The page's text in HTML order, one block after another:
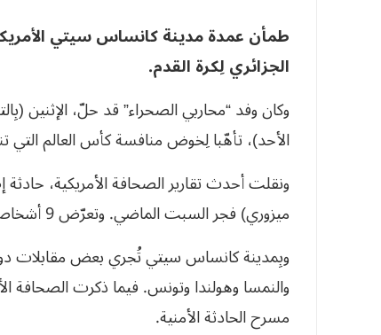
طمأن عمدة مدينة كانساس سيتي
الجزائري لِكرة القدم.
وكان وفد “محاربي الصحراء” قد حلّ، الإثنين
الأحد)، تأهّبا لِخوض منافسة كأس العالم
ونقلت أحدث تقارير الصحافة الأمريكية،
ميزوري) فجر السبت الماضي. وتعرّض 9 أشخاص لِإصابات متفاوتة الخطورة، ونُقلوا إلى المستشفى للعلاج.
وبِمدينة كانساس سيتي تُجري بعض مقابلات دور
والنمسا وهولندا وتونس. فيما ذكرت الصحافة
مسرح الحادثة الأمنية.